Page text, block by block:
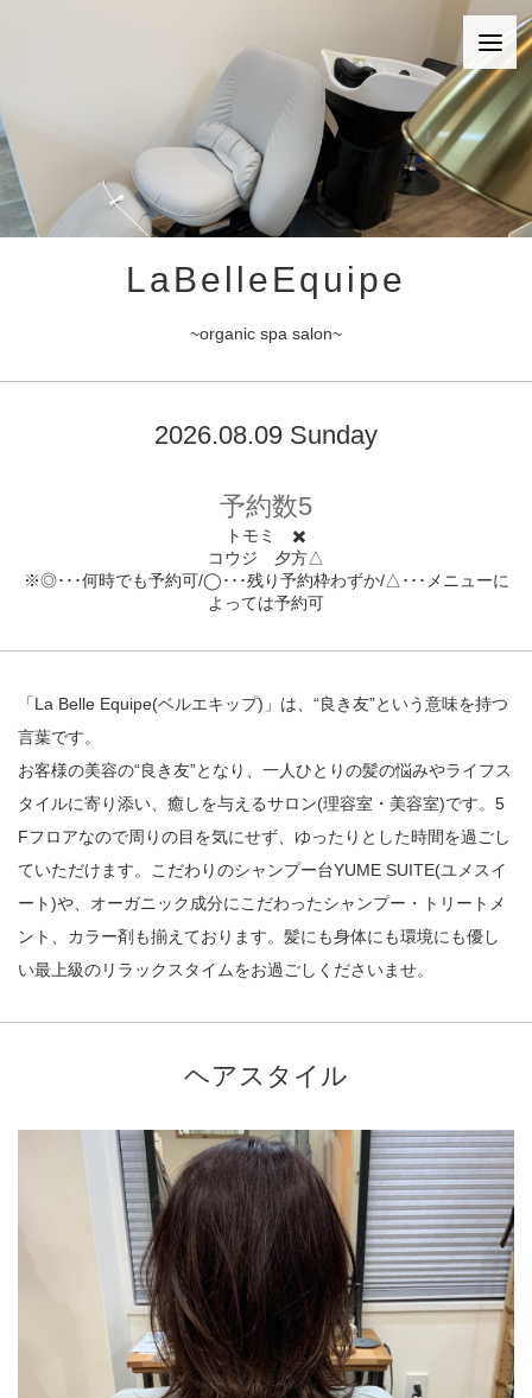
LaBelleEquipe
~organic spa salon~
2026.08.09 Sunday
予約数5
トモミ ✖️
コウジ 夕方△
※◎･･･何時でも予約可/◯･･･残り予約枠わずか/△･･･メニューに
よっては予約可
「La Belle Equipe(ベルエキップ)」は、“良き友”という意味を持つ
言葉です。
お客様の美容の“良き友”となり、一人ひとりの髪の悩みやライフス
タイルに寄り添い、癒しを与えるサロン(理容室・美容室)です。5
Fフロアなので周りの目を気にせず、ゆったりとした時間を過ごし
ていただけます。こだわりのシャンプー台YUME SUITE(ユメスイ
ート)や、オーガニック成分にこだわったシャンプー・トリートメ
ント、カラー剤も揃えております。髪にも身体にも環境にも優し
い最上級のリラックスタイムをお過ごしくださいませ。
ヘアスタイル